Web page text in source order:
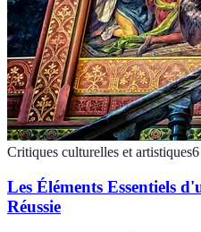
Critiques culturelles et artistiques6
Les Éléments Essentiels
Réussie